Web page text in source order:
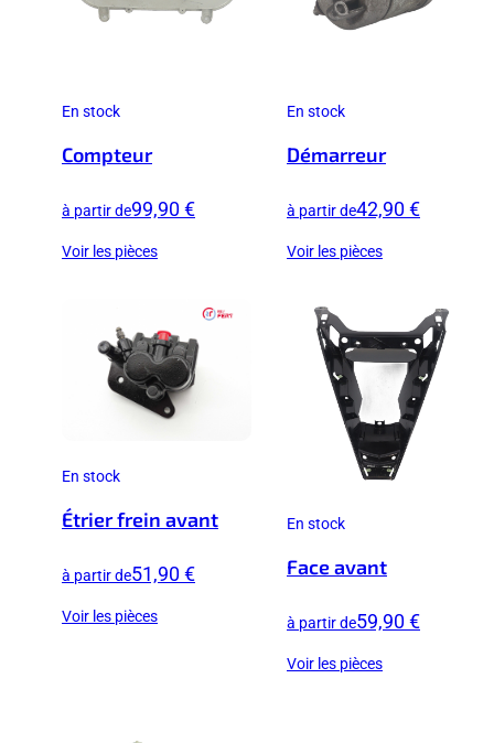
En stock
Compteur
à partir de99,90 €
Voir les pièces
En stock
Démarreur
à partir de42,90 €
Voir les pièces
En stock
Étrier frein avant
à partir de51,90 €
Voir les pièces
En stock
Face avant
à partir de59,90 €
Voir les pièces